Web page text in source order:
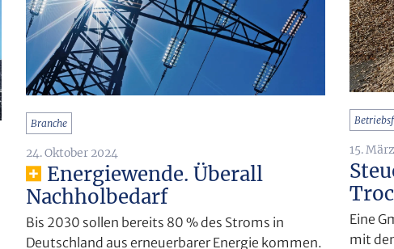
Branche
24. Oktober 2024
Energiewende. Überall
Nachholbedarf
Bis 2030 sollen bereits 80 % des Stroms in
Deutschland aus erneuerbarer Energie kommen.
15.
Eine
mit